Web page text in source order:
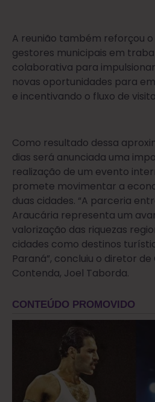
A reunião também reforçou
gestores municipais em
colaborativa para
novas oportunidades para
e incentivando o fluxo de
Como resultado dessa
dias será anunciada uma
realização de um evento
promete movimentar a
duas cidades. “A parceria
Araucária representa um
valorização das riquezas
cidades como destinos
Paraná”, concluiu o diretor
Contenda, Joel Taborda.